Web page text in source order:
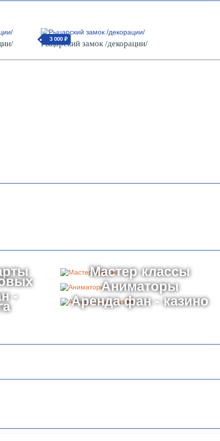
от3 000 ₽
Рыцарский замок /декорации/
Мастер классы
Аниматоры
- Аренда фан - казино